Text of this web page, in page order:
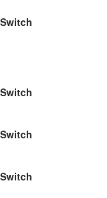
Switch
Switch
Switch
Switch